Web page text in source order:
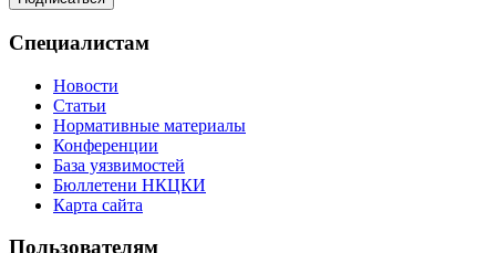
Специалистам
Новости
Статьи
Нормативные материалы
Конференции
База уязвимостей
Бюллетени НКЦКИ
Карта сайта
Пользователям